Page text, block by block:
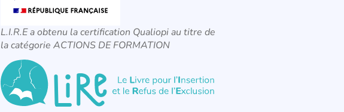
L.I.R.E a obtenu la certification Qualiopi au titre de
la catégorie ACTIONS DE FORMATION